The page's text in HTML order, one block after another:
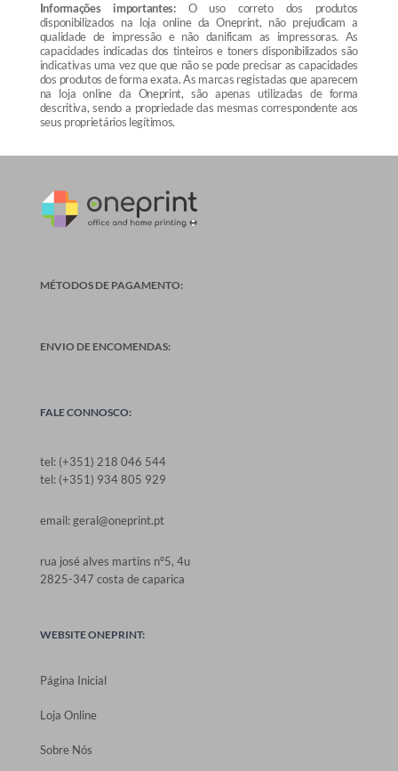
Informações importantes: O uso correto dos produtos
disponibilizados na loja online da Oneprint, não prejudicam a
qualidade de impressão e não danificam as impressoras. As
capacidades indicadas dos tinteiros e toners disponibilizados são
indicativas uma vez que que não se pode precisar as capacidades
dos produtos de forma exata. As marcas registadas que aparecem
na loja online da Oneprint, são apenas utilizadas de forma
descritiva, sendo a propriedade das mesmas correspondente aos
seus proprietários legítimos.
MÉTODOS DE PAGAMENTO:
ENVIO DE ENCOMENDAS:
FALE CONNOSCO:
tel: (+351) 218 046 544
tel: (+351) 934 805 929
email: geral@oneprint.pt
rua josé alves martins nº5, 4u
2825-347 costa de caparica
WEBSITE ONEPRINT:
Página Inicial
Loja Online
Sobre Nós